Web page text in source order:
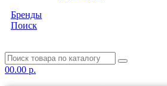
Бренды
Поиск
00.00 р.